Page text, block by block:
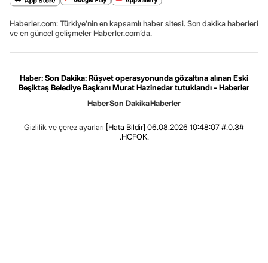
Haberler.com: Türkiye’nin en kapsamlı haber sitesi. Son dakika haberleri
ve en güncel gelişmeler Haberler.com’da.
Haber: Son Dakika: Rüşvet operasyonunda gözaltına alınan Eski
Beşiktaş Belediye Başkanı Murat Hazinedar tutuklandı - Haberler
HaberSon DakikaHaberler
Gizlilik ve çerez ayarları [Hata Bildir] 06.08.2026 10:48:07 #.0.3#
.HCFOK.